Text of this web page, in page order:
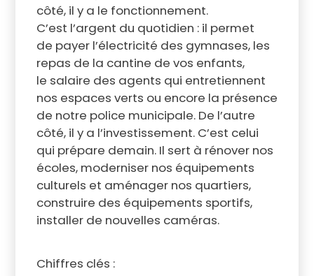
côté, il y a le fonctionnement.
C’est l’argent du quotidien : il permet
de payer l’électricité des gymnases, les
repas de la cantine de vos enfants,
le salaire des agents qui entretiennent
nos espaces verts ou encore la présence
de notre police municipale. De l’autre
côté, il y a l’investissement. C’est celui
qui prépare demain. Il sert à rénover nos
écoles, moderniser nos équipements
culturels et aménager nos quartiers,
construire des équipements sportifs,
installer de nouvelles caméras.
Chiffres clés :